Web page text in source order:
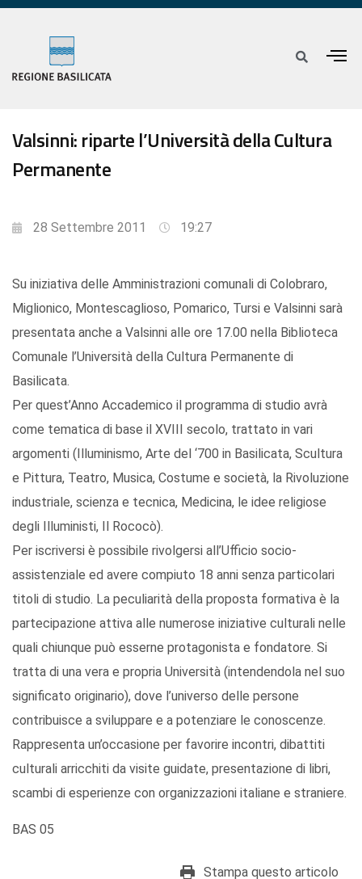
Valsinni: riparte l’Università della Cultura
Permanente
28 Settembre 2011 19:27
Su iniziativa delle Amministrazioni comunali di Colobraro,
Miglionico, Montescaglioso, Pomarico, Tursi e Valsinni sarà
presentata anche a Valsinni alle ore 17.00 nella Biblioteca
Comunale l’Università della Cultura Permanente di
Basilicata.
Per quest’Anno Accademico il programma di studio avrà
come tematica di base il XVIII secolo, trattato in vari
argomenti (Illuminismo, Arte del ‘700 in Basilicata, Scultura
e Pittura, Teatro, Musica, Costume e società, la Rivoluzione
industriale, scienza e tecnica, Medicina, le idee religiose
degli Illuministi, Il Rococò).
Per iscriversi è possibile rivolgersi all’Ufficio socio-
assistenziale ed avere compiuto 18 anni senza particolari
titoli di studio. La peculiarità della proposta formativa è la
partecipazione attiva alle numerose iniziative culturali nelle
quali chiunque può esserne protagonista e fondatore. Si
tratta di una vera e propria Università (intendendola nel suo
significato originario), dove l’universo delle persone
contribuisce a sviluppare e a potenziare le conoscenze.
Rappresenta un’occasione per favorire incontri, dibattiti
culturali arricchiti da visite guidate, presentazione di libri,
scambi di esperienze con organizzazioni italiane e straniere.
BAS 05
Stampa questo articolo